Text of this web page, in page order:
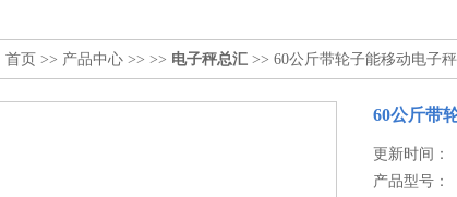
首页 >> 产品中心 >> >> 电子秤总汇 >> 60公斤带轮子能移动电子
60公斤带
更新时间：
产品型号：